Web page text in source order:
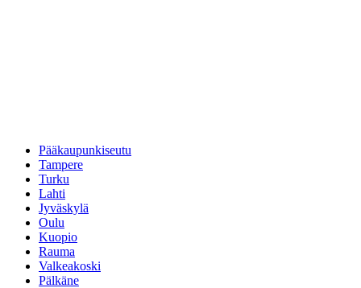
Pääkaupunkiseutu
Tampere
Turku
Lahti
Jyväskylä
Oulu
Kuopio
Rauma
Valkeakoski
Pälkäne